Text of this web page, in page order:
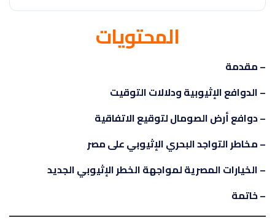
المحتويات
– مقدمة
– الدوافع الإثيوبية ودلالات التوقيت
– دوافع أرض الصومال لتوقيع الاتفاقية
– مخاطر التواجد البحري الإثيوبي على مصر
– الخيارات المصرية لمواجهة الخطر الإثيوبي الجديد
– خاتمة